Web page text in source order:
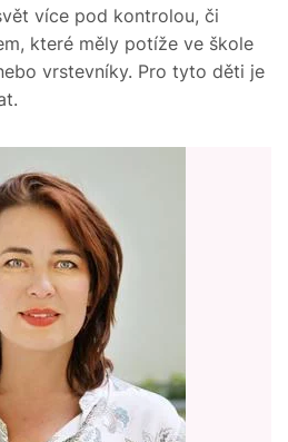
více pod kontrolou, či
které měly potíže ve škole
vrstevníky. Pro tyto děti je